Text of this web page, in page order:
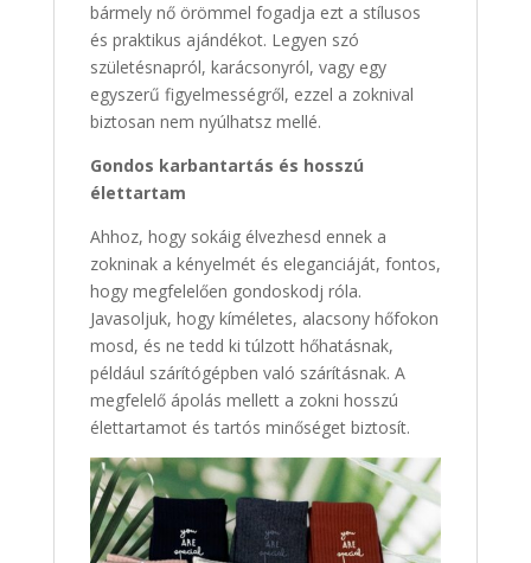
bármely nő örömmel fogadja ezt a stílusos
és praktikus ajándékot. Legyen szó
születésnapról, karácsonyról, vagy egy
egyszerű figyelmességről, ezzel a zoknival
biztosan nem nyúlhatsz mellé.
Gondos karbantartás és hosszú
élettartam
Ahhoz, hogy sokáig élvezhesd ennek a
zokninak a kényelmét és eleganciáját, fontos,
hogy megfelelően gondoskodj róla.
Javasoljuk, hogy kíméletes, alacsony hőfokon
mosd, és ne tedd ki túlzott hőhatásnak,
például szárítógépben való szárításnak. A
megfelelő ápolás mellett a zokni hosszú
élettartamot és tartós minőséget biztosít.